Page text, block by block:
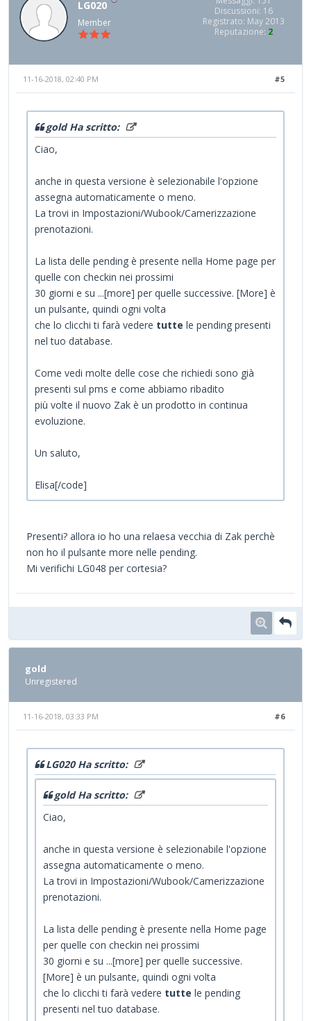
LG020
Member
Discussioni: 16
Registrato: May 2013
Reputazione: 2
#5
11-16-2018, 02:40 PM
gold Ha scritto:
Ciao,
anche in questa versione è selezionabile l'opzione
assegna automaticamente o meno.
La trovi in Impostazioni/Wubook/Camerizzazione
prenotazioni.
La lista delle pending è presente nella Home page per
quelle con checkin nei prossimi
30 giorni e su ...[more] per quelle successive. [More] è
un pulsante, quindi ogni volta
che lo clicchi ti farà vedere tutte le pending presenti
nel tuo database.
Come vedi molte delle cose che richiedi sono già
presenti sul pms e come abbiamo ribadito
più volte il nuovo Zak è un prodotto in continua
evoluzione.
Un saluto,
Elisa[/code]
Presenti? allora io ho una relaesa vecchia di Zak perchè
non ho il pulsante more nelle pending.
Mi verifichi LG048 per cortesia?
gold
Unregistered
#6
11-16-2018, 03:33 PM
LG020 Ha scritto:
gold Ha scritto:
Ciao,
anche in questa versione è selezionabile l'opzione
assegna automaticamente o meno.
La trovi in Impostazioni/Wubook/Camerizzazione
prenotazioni.
La lista delle pending è presente nella Home page
per quelle con checkin nei prossimi
30 giorni e su ...[more] per quelle successive.
[More] è un pulsante, quindi ogni volta
che lo clicchi ti farà vedere tutte le pending
presenti nel tuo database.